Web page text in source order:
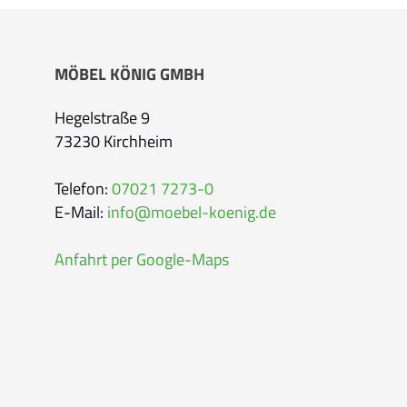
MÖBEL KÖNIG GMBH
Hegelstraße 9
73230 Kirchheim
Telefon:07021 7273-0
E-Mail: info@moebel-koenig.de
Anfahrt per Google-Maps
E-Mail-Adresse*
Bitte geben Sie eine gültige E-Mail-Adresse
Ihr Wunschtermin /